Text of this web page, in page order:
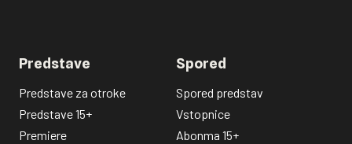
Predstave
Predstave za otroke
Predstave 15+
Premiere
Spored
Spored predstav
Vstopnice
Abonma 15+